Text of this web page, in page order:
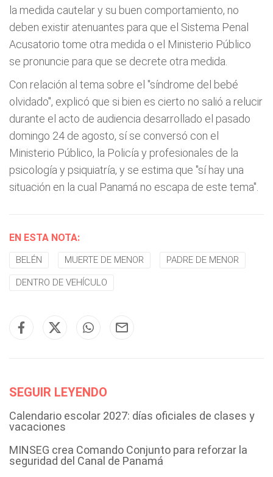
la medida cautelar y su buen comportamiento, no
deben existir atenuantes para que el Sistema Penal
Acusatorio tome otra medida o el Ministerio Público
se pronuncie para que se decrete otra medida.
Con relación al tema sobre el "síndrome del bebé
olvidado", explicó que si bien es cierto no salió a relucir
durante el acto de audiencia desarrollado el pasado
domingo 24 de agosto, sí se conversó con el
Ministerio Público, la Policía y profesionales de la
psicología y psiquiatría, y se estima que "sí hay una
situación en la cual Panamá no escapa de este tema".
EN ESTA NOTA:
BELÉN MUERTE DE MENOR PADRE DE MENOR
DENTRO DE VEHÍCULO
SEGUIR LEYENDO
Calendario escolar 2027: días oficiales de clases y
vacaciones
MINSEG crea Comando Conjunto para reforzar la
seguridad del Canal de Panamá